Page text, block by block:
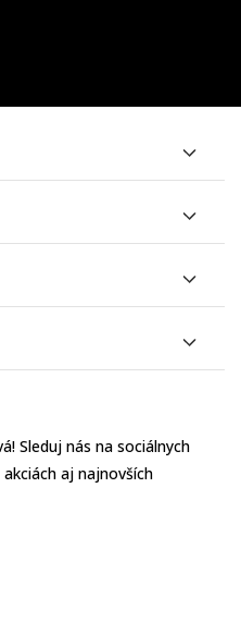
Sleduj nás na sociálnych
aj najnovších